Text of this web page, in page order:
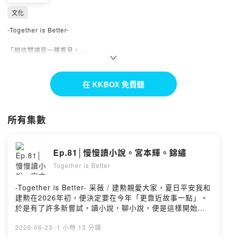
文化
-Together is Better-
「相信閱讀是一種看見，
練習著喜歡的生活，
邀請喜歡的人進來，
一起讀和寫，好好陪伴和分享。」
一起Together│讀寫生活
▎用聲音記錄我的讀寫生活
-Together is Better-
透過讀和寫，練習著專屬於我的生活，
希望將這些美好，與更多人分享。
當我們一起讀和寫，會發生什麼，好想知道。
所以
在 KKBOX 免費聽
所有集數
Ep.81│慢慢讀小說。宮本輝。錦繡
Together is Better
-Together is Better- 采薇 / 建勲親愛大家，夏日平安我和
建勲在2026年初，便決定要在今年「更靠近故事一點」。
於是有了許多新嘗試，讀小說，聊小說，便是這樣開始
花？就用我們的方式展開吧。宮本輝的《錦繡》，是我深
2026-06-23 · 1 小時 13 分鐘